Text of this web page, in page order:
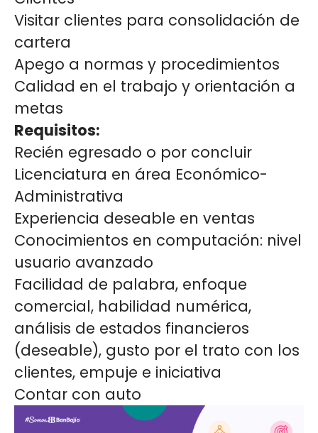
Visitar clientes para consolidación de
cartera
Apego a normas y procedimientos
Calidad en el trabajo y orientación a
metas
Requisitos:
Recién egresado o por concluir
Licenciatura en área Económico-
Administrativa
Experiencia deseable en ventas
Conocimientos en computación: nivel
usuario avanzado
Facilidad de palabra, enfoque
comercial, habilidad numérica,
análisis de estados financieros
(deseable), gusto por el trato con los
clientes, empuje e iniciativa
Contar con auto